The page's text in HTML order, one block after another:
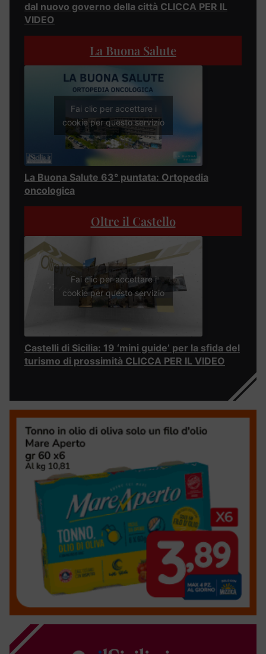
dal nuovo governo della città CLICCA PER IL
VIDEO
La Buona Salute
Fai clic per accettare i
cookie per questo servizio
La Buona Salute 63° puntata: Ortopedia
oncologica
Oltre il Castello
Fai clic per accettare i
cookie per questo servizio
Castelli di Sicilia: 19 ‘mini guide’ per la sfida del
turismo di prossimità CLICCA PER IL VIDEO